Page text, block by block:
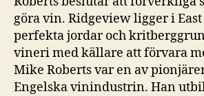
göra vin. Ridgeview ligger i East
perfekta jordar och
vineri med källare att förvara
Mike Roberts var en av
Engelska vinindustrin. Han